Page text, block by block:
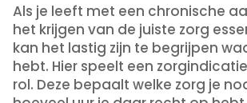
Als je leeft met een chronische
het krijgen van de juiste zorg
kan het lastig zijn te begrijpen
hebt. Hier speelt een
rol. Deze bepaalt welke zorg je